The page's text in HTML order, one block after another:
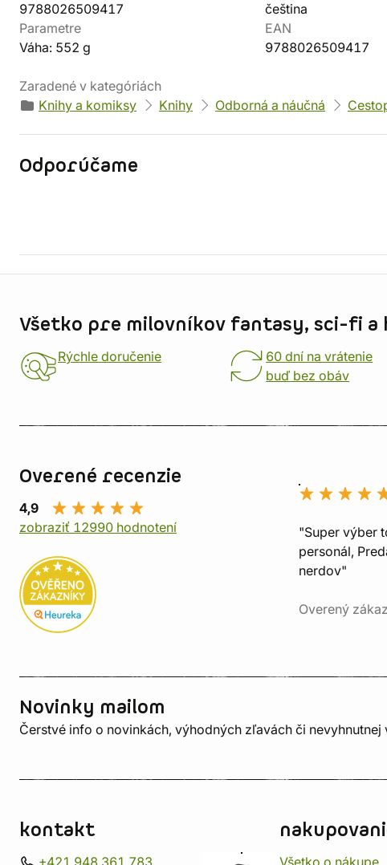
9788026509417
čeština
Parametre
Váha: 552 g
EAN
9788026509417
Zaradené v kategóriách
Knihy a komiksy
Knihy Odborná a náučná
Odporúčame
Všetko pre milovníkov fantasy, sci-fi a
Rýchle doručenie
60 dní na vrátenie
buď bez obáv
Overené recenzie
4,9
zobraziť 12990 hodnotení
"Super výber
personál,
nerdov"
Overený
Novinky mailom
Čerstvé info o novinkách, výhodných zľavách či nevyhnutnej
kontakt
+421 948 361 783 Všetko o nákupe